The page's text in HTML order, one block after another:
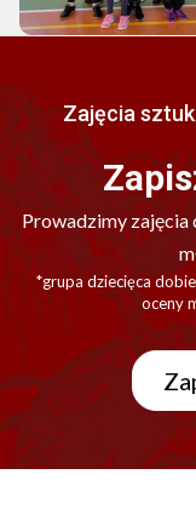
Zajęcia sztuk
Prowadzimy zajęcia
*grupa dziecięca
oceny